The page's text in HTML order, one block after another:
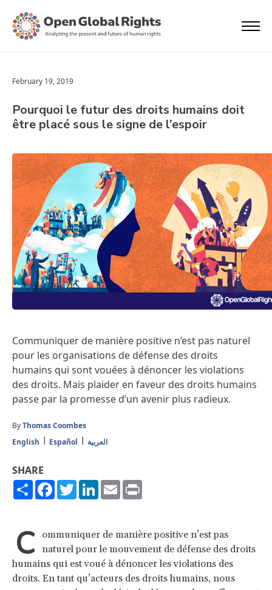
February 19, 2019
Pourquoi le futur des droits humains doit
être placé sous le signe de l’espoir
Communiquer de manière positive n’est pas naturel
pour les organisations de défense des droits
humains qui sont vouées à dénoncer les violations
des droits. Mais plaider en faveur des droits humains
passe par la promesse d’un avenir plus radieux.
ByThomas Coombes
English
Español العربية
SHARE
ShareFacebook
TwitterLinkedIn
Email
C ommuniquer de manière positive n’est pas
naturel pour le mouvement de défense des droits
humains qui est voué à dénoncer les violations des
droits. En tant qu’acteurs des droits humains, nous